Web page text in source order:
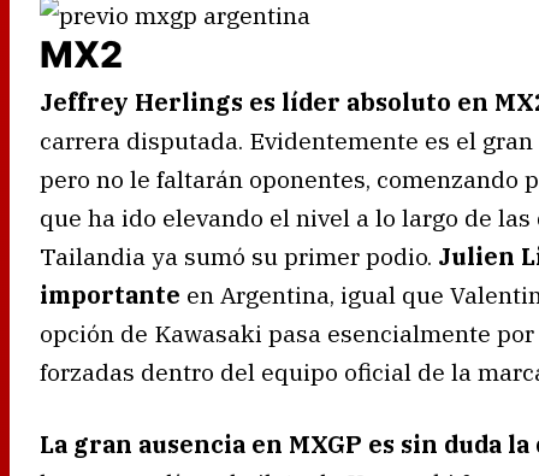
MX2
Jeffrey Herlings es líder absoluto en
carrera disputada. Evidentemente es el
pero no le faltarán oponentes, comenzando
que ha ido elevando el nivel a lo largo de
Tailandia ya sumó su primer podio. Julien
importante en Argentina, igual que
opción de Kawasaki pasa esencialmente por
forzadas dentro del equipo oficial de la
La gran ausencia en MXGP es sin duda